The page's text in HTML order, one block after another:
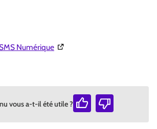
Numérique(Ouverture dans une nouvelle
vous a-t-il été utile ?